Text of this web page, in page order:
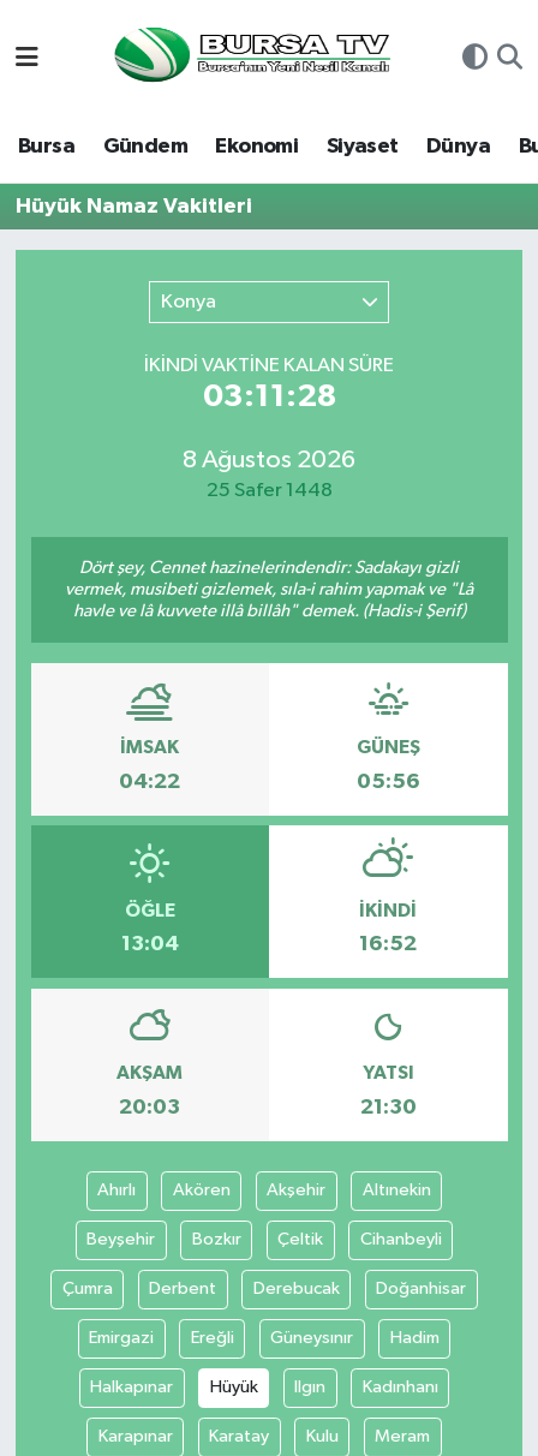
Bursa Gündem Ekonomi Siyaset Dünya
Hüyük Namaz Vakitleri
Konya
İKINDI VAKTİNE KALAN SÜRE
03:11:28
8 Ağustos 2026
25 Safer 1448
Dört şey, Cennet hazinelerindendir: Sadakayı gizli
vermek, musibeti gizlemek, sıla-i rahim yapmak ve "Lâ
havle ve lâ kuvvete illâ billâh" demek. (Hadis-i Şerif)
İMSAK
04:22
GÜNEŞ
05:56
ÖĞLE
13:04
İKINDI
16:52
AKŞAM
20:03
YATSI
21:30
Ahırlı Akören Akşehir Altınekin
Beyşehir Bozkır Çeltik Cihanbeyli
Çumra Derbent Derebucak Doğanhisar
Emirgazi Ereğli Güneysınır Hadim
Halkapınar Hüyük Ilgın Kadınhanı
Karapınar Karatay Kulu Meram
Bursa
Dünya
Sağlık
Siyaset
Türkiye
Hava Durumu
Namaz Vakitleri
Tüm Manşetler
Son Dakika Haberleri